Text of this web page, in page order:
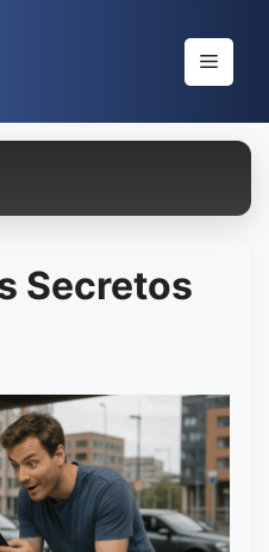
Menú
Secretos